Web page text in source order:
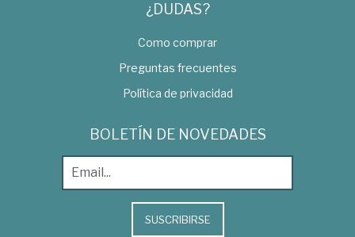
¿DUDAS?
Como comprar
Preguntas frecuentes
Política de privacidad
BOLETÍN DE NOVEDADES
SUSCRIBIRSE